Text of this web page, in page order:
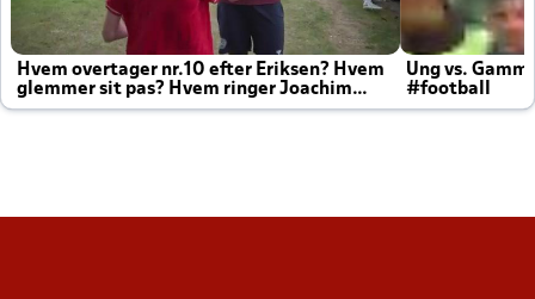
Hvem overtager nr.10 efter Eriksen? Hvem
glemmer sit pas? Hvem ringer Joachim
altid til efter kampe?
Ung vs.
#football